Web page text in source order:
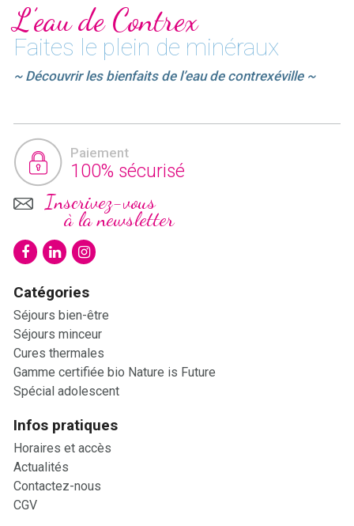
L’eau de Contrex
Faites le plein de minéraux
~ Découvrir les bienfaits de l’eau de contrexéville ~
Paiement
100% sécurisé
Inscrivez-vous
à la newsletter
Catégories
Séjours bien-être
Séjours minceur
Cures thermales
Gamme certifiée bio Nature is Future
Spécial adolescent
Infos pratiques
Horaires et accès
Actualités
Contactez-nous
CGV